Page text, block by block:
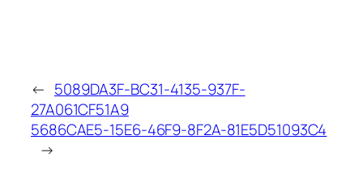
← 5089DA3F-BC31-4135-937F-
27A061CF51A9
5686CAE5-15E6-46F9-8F2A-81E5D51093C4
→